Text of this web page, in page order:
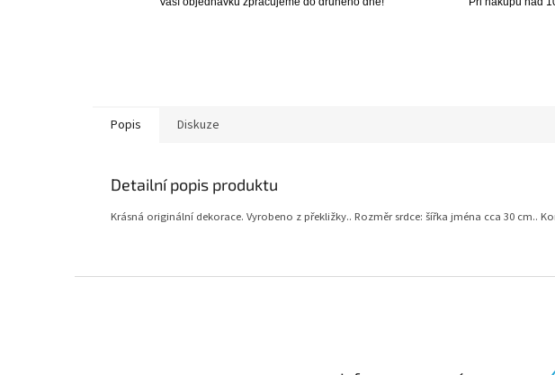
Popis Diskuze
Detailní popis produktu
Krásná originální dekorace. Vyrobeno z překližky.. Rozměr srdce: šířka jména cca 30